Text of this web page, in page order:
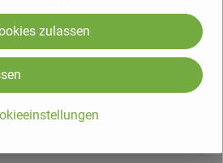
dieser Effekt minimiert wird –
heute meist vollständig, inklusive
zulassen